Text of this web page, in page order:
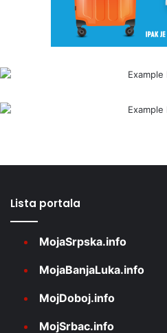
Lista portala
MojaSrpska.info
MojaBanjaLuka.info
MojDoboj.info
MojSrbac.info